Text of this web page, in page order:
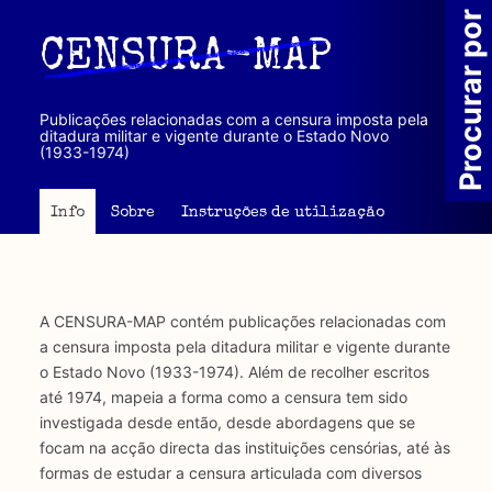
principal
CENSURA-MAP
Publicações relacionadas com a censura imposta pela
ditadura militar e vigente durante o Estado Novo
(1933-1974)
Info Sobre Instruções de utilização
A CENSURA-MAP contém publicações relacionadas com
a censura imposta pela ditadura militar e vigente durante
o Estado Novo (1933-1974). Além de recolher escritos
até 1974, mapeia a forma como a censura tem sido
investigada desde então, desde abordagens que se
focam na acção directa das instituições censórias, até às
formas de estudar a censura articulada com diversos
Procurar por